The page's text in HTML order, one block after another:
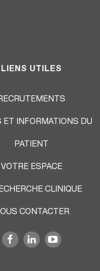
LIENS UTILES
ET INFORMATIONS DU
PATIENT
VOTRE ESPACE
CLINIQUE
CONTACTER